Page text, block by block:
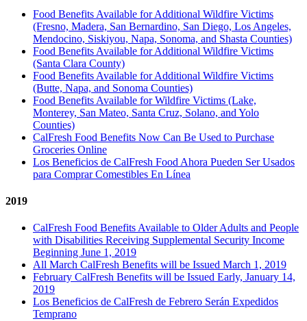
Food Benefits Available for Additional Wildfire Victims
(Fresno, Madera, San Bernardino, San Diego, Los Angeles,
Mendocino, Siskiyou, Napa, Sonoma, and Shasta Counties)
Food Benefits Available for Additional Wildfire Victims
(Santa Clara County)
Food Benefits Available for Additional Wildfire Victims
(Butte, Napa, and Sonoma Counties)
Food Benefits Available for Wildfire Victims (Lake,
Monterey, San Mateo, Santa Cruz, Solano, and Yolo
Counties)
CalFresh Food Benefits Now Can Be Used to Purchase
Groceries Online
Los Beneficios de CalFresh Food Ahora Pueden Ser Usados
para Comprar Comestibles En Línea
2019
CalFresh Food Benefits Available to Older Adults and People
with Disabilities Receiving Supplemental Security Income
Beginning June 1, 2019
All March CalFresh Benefits will be Issued March 1, 2019
February CalFresh Benefits will be Issued Early, January 14,
2019
Los Beneficios de CalFresh de Febrero Serán Expedidos
Temprano